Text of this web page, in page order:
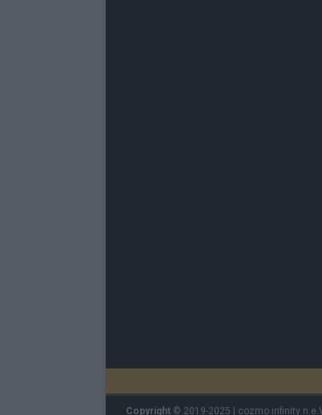
Copyright © 2019-2025 | cozmo infinity